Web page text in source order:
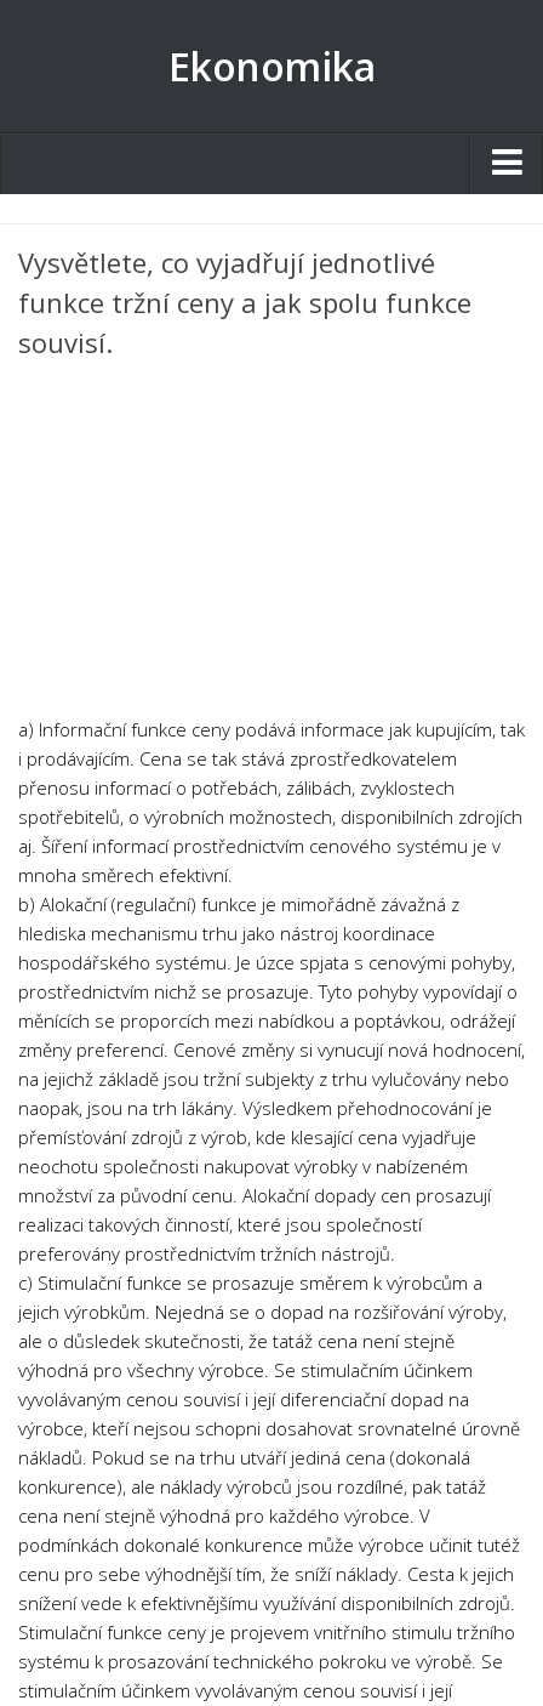
Ekonomika
Tematické okruhy
Angličtina
Art
Informatika
Jazyky
Management
Marketing
Němčina
Občanská nauka
Pedagogika
Právo
Psychologie a Sociologie
Společenské vědy
Technika
Účetnictví
Zdravotnictví
Zeměpis
Novinky
Vysvětlete, co vyjadřují jednotlivé
funkce tržní ceny a jak spolu funkce
souvisí.
a) Informační funkce ceny podává informace jak kupujícím, tak
i prodávajícím. Cena se tak stává zprostředkovatelem
přenosu informací o potřebách, zálibách, zvyklostech
spotřebitelů, o výrobních možnostech, disponibilních zdrojích
aj. Šíření informací prostřednictvím cenového systému je v
mnoha směrech efektivní.
b) Alokační (regulační) funkce je mimořádně závažná z
hlediska mechanismu trhu jako nástroj koordinace
hospodářského systému. Je úzce spjata s cenovými pohyby,
prostřednictvím nichž se prosazuje. Tyto pohyby vypovídají o
měnících se proporcích mezi nabídkou a poptávkou, odrážejí
změny preferencí. Cenové změny si vynucují nová hodnocení,
na jejichž základě jsou tržní subjekty z trhu vylučovány nebo
naopak, jsou na trh lákány. Výsledkem přehodnocování je
přemísťování zdrojů z výrob, kde klesající cena vyjadřuje
neochotu společnosti nakupovat výrobky v nabízeném
množství za původní cenu. Alokační dopady cen prosazují
realizaci takových činností, které jsou společností
preferovány prostřednictvím tržních nástrojů.
c) Stimulační funkce se prosazuje směrem k výrobcům a
jejich výrobkům. Nejedná se o dopad na rozšiřování výroby,
ale o důsledek skutečnosti, že tatáž cena není stejně
výhodná pro všechny výrobce. Se stimulačním účinkem
vyvolávaným cenou souvisí i její diferenciační dopad na
výrobce, kteří nejsou schopni dosahovat srovnatelné úrovně
nákladů. Pokud se na trhu utváří jediná cena (dokonalá
konkurence), ale náklady výrobců jsou rozdílné, pak tatáž
cena není stejně výhodná pro každého výrobce. V
podmínkách dokonalé konkurence může výrobce učinit tutéž
cenu pro sebe výhodnější tím, že sníží náklady. Cesta k jejich
snížení vede k efektivnějšímu využívání disponibilních zdrojů.
Stimulační funkce ceny je projevem vnitřního stimulu tržního
systému k prosazování technického pokroku ve výrobě. Se
stimulačním účinkem vyvolávaným cenou souvisí i její